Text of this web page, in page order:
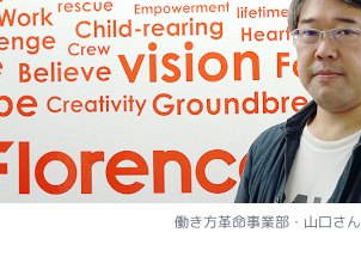
働き方革命事業部・山口さん